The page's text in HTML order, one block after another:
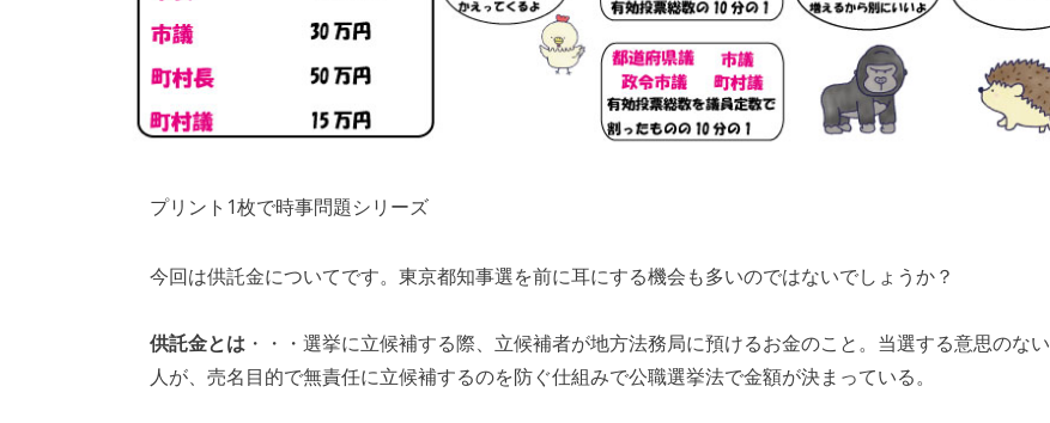
プリント1枚で時事問題シリーズ
今回は供託金についてです。東京都知事選を前に耳にする機会も多いのではないでしょうか？
供託金とは・・・選挙に立候補する際、立候補者が地方法務局に預けるお金のこと。当選する意思のない
人が、売名目的で無責任に立候補するのを防ぐ仕組みで公職選挙法で金額が決まっている。